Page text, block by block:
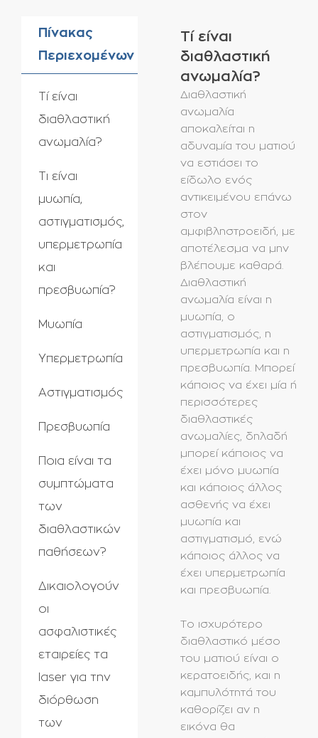
Τί είναι
διαθλαστική
ανωμαλία?
Διαθλαστική
ανωμαλία
αποκαλείται η
αδυναμία του ματιού
να εστιάσει το
είδωλο ενός
αντικειμένου επάνω
στον
αμφιβληστροειδή, με
αποτέλεσμα να μην
βλέπουμε καθαρά.
Διαθλαστική
ανωμαλία είναι η
μυωπία, ο
αστιγματισμός, η
υπερμετρωπία και η
πρεσβυωπία. Μπορεί
κάποιος να έχει μία ή
περισσότερες
διαθλαστικές
ανωμαλίες, δηλαδή
μπορεί κάποιος να
έχει μόνο μυωπία
και κάποιος άλλος
ασθενής να έχει
μυωπία και
αστιγματισμό, ενώ
κάποιος άλλος να
έχει υπερμετρωπία
και πρεσβυωπία.
Το ισχυρότερο
διαθλαστικό μέσο
του ματιού είναι ο
κερατοειδής, και η
καμπυλότητά του
καθορίζει αν η
εικόνα θα
Πίνακας
Περιεχομένων
Τί είναι
διαθλαστική
ανωμαλία?
Τι είναι
μυωπία,
αστιγματισμός,
υπερμετρωπία
και
πρεσβυωπία?
Μυωπία
Υπερμετρωπία
Αστιγματισμός
Πρεσβυωπία
Ποια είναι τα
συμπτώματα
των
διαθλαστικών
παθήσεων?
Δικαιολογούν
οι
ασφαλιστικές
εταιρείες τα
laser για την
διόρθωση
των